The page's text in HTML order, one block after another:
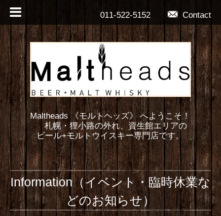
Contact
011-522-5152
Maltheads 《モルトヘッズ》 へようこそ！
札幌・狸小路の外れ、資生館エリアの
ビール+モルトウイスキー専門店です。
Information（イベント・臨時休業な
どのお知らせ）